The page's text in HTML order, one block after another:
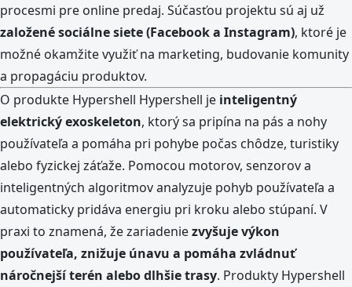
procesmi pre online predaj. Súčasťou projektu sú aj už
založené sociálne siete (Facebook a Instagram), ktoré je
možné okamžite využiť na marketing, budovanie komunity
a propagáciu produktov.
O produkte Hypershell Hypershell je inteligentný
elektrický exoskeleton, ktorý sa pripína na pás a nohy
používateľa a pomáha pri pohybe počas chôdze, turistiky
alebo fyzickej záťaže. Pomocou motorov, senzorov a
inteligentných algoritmov analyzuje pohyb používateľa a
automaticky pridáva energiu pri kroku alebo stúpaní. V
praxi to znamená, že zariadeniezvyšuje výkon
používateľa, znižuje únavu a pomáha zvládnuť
náročnejší terén alebo dlhšie trasy. Produkty Hypershell